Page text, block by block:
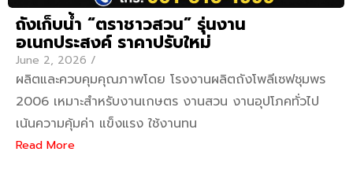
ถังเก็บน้ำ “ตราชาวสวน” รุ่นงาน
อเนกประสงค์ ราคาปรับใหม่
June 2, 2026 /
ผลิตและควบคุมคุณภาพโดย โรงงานผลิตถังโพลีเซฟชุมพร
2006 เหมาะสำหรับงานเกษตร งานสวน งานอุปโภคทั่วไป
เน้นความคุ้มค่า แข็งแรง ใช้งานทน
Read More